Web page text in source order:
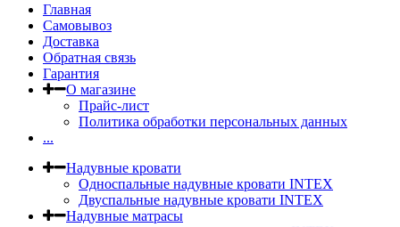
Главная
Самовывоз
Доставка
Обратная связь
Гарантия
О магазине
Прайс-лист
Политика обработки персональных данных
...
Надувные кровати
Односпальные надувные кровати INTEX
Двуспальные надувные кровати INTEX
Надувные матрасы